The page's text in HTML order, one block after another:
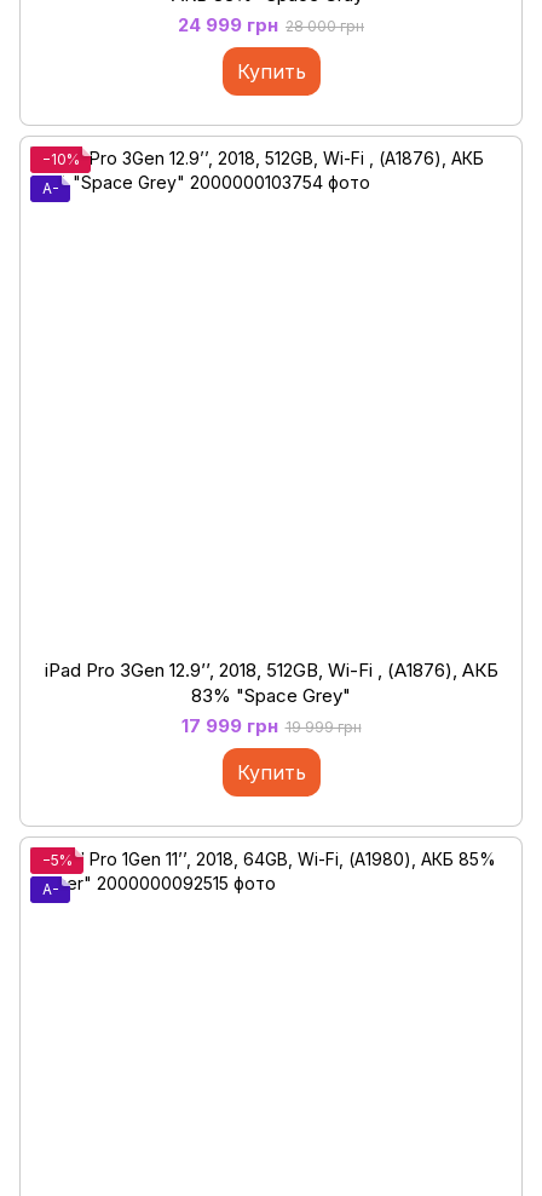
24 999 грн 28 000 грн
Купить
−10%
A-
iPad Pro 3Gen 12.9’’, 2018, 512GB, Wi-Fi , (А1876), АКБ
83% "Space Grey"
17 999 грн 19 999 грн
Купить
−5%
A-